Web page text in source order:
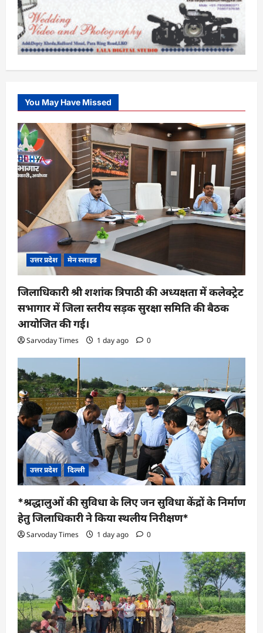
You May Have Missed
उत्तर प्रदेश मेन स्लाइड
जिलाधिकारी श्री शशांक त्रिपाठी की अध्यक्षता में कलेक्ट्रेट
सभागार में जिला स्तरीय सड़क सुरक्षा समिति की बैठक
आयोजित की गई।
Sarvoday Times 1 day ago 0
उत्तर प्रदेश दिल्ली
*श्रद्धालुओं की सुविधा के लिए जन सुविधा केंद्रों के निर्माण
हेतु जिलाधिकारी ने किया स्थलीय निरीक्षण*
Sarvoday Times 1 day ago 0